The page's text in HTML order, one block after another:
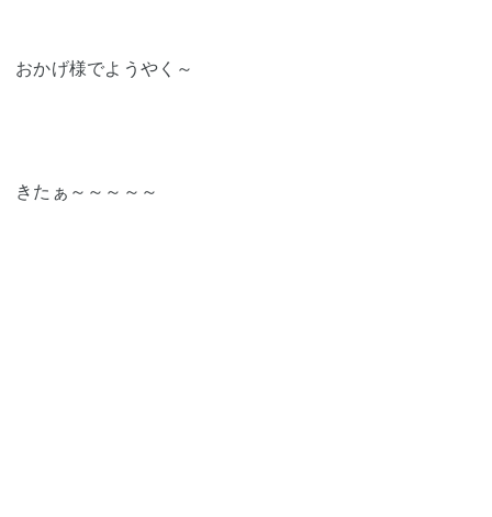
おかげ様でようやく～
きたぁ～～～～～